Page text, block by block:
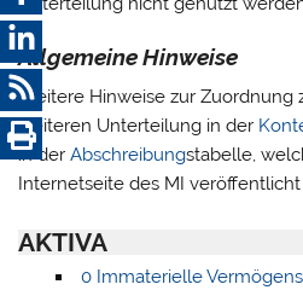
Allgemeine Hinweise
Weitere Hinweise zur Zuordnung
weiteren Unterteilung in der
in derAbschreibungstabelle,
Internetseite des MI veröffentlicht
AKTIVA
0 Immaterielle